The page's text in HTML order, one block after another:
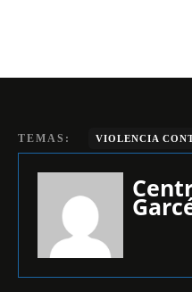
TEMAS: VIOLENCIA